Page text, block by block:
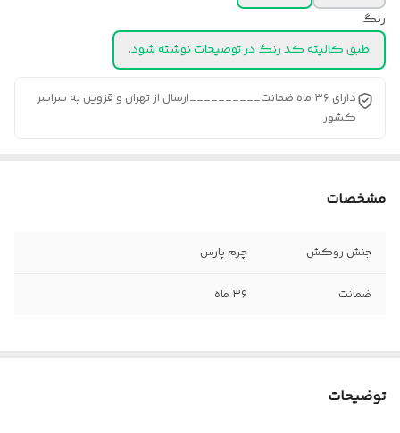
رنگ
طبق کالیته کد رنگ در توضیحات نوشته شود.
دارای ۳۶ ماه ضمانت__________ارسال از تهران و قزوین به سراسر
کشور
مشخصات
جنش روکش چرم پارس
ضمانت ۳۶ ماه
توضیحات